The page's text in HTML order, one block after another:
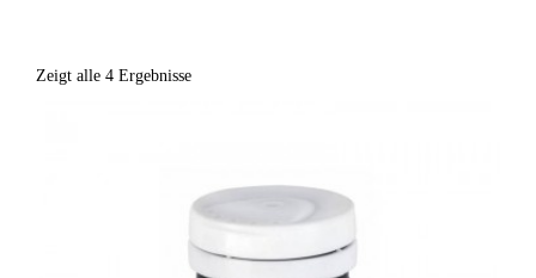
Zeigt alle 4 Ergebnisse